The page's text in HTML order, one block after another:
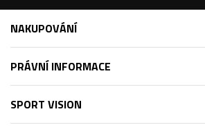
NAKUPOVÁNÍ
PRÁVNÍ INFORMACE
SPORT VISION